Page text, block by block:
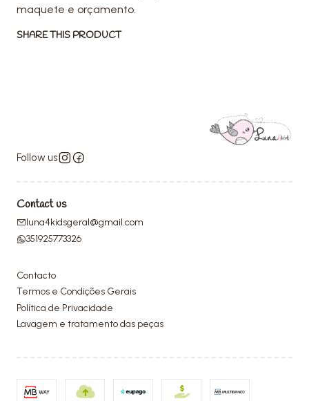
maquete e orçamento.
SHARE THIS PRODUCT
Follow us
Contact us
luna4kidsgeral@gmail.com
351925773326
Contacto
Termos e Condições Gerais
Política de Privacidade
Lavagem e tratamento das peças